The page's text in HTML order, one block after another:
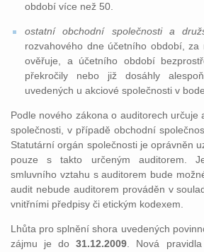
období více než 50.
ostatní obchodní společnosti a
rozvahového dne účetního období, za
ověřuje, a účetního období
překročily nebo již dosáhly
uvedených u akciové společnosti v
Podle nového zákona o auditorech určuje
společnosti, v případě obchodní
Statutární orgán společnosti je oprávněn
pouze s takto určeným auditorem.
smluvního vztahu s auditorem bude
audit nebude auditorem prováděn v
vnitřními předpisy či etickým kodexem.
Lhůta pro splnění shora uvedených
zájmu je do31.12.2009 . Nová